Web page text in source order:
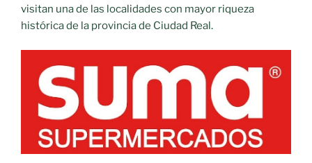
visitan una de las localidades con mayor riqueza
histórica de la provincia de Ciudad Real.